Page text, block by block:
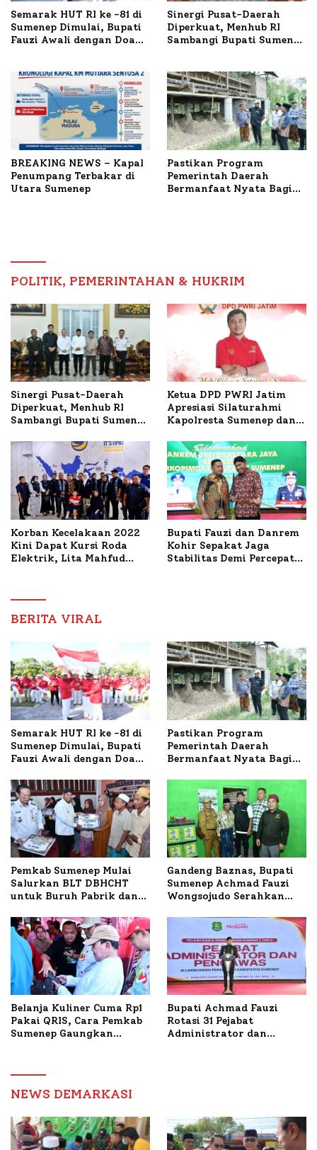
Semarak HUT RI ke -81 di
Sumenep Dimulai, Bupati
Fauzi Awali dengan Doa
Sinergi Pusat-Daerah
Diperkuat, Menhub RI
Sambangi Bupati Sumenep
BREAKING NEWS – Kapal
Penumpang Terbakar di
Utara Sumenep
Pastikan Program
Pemerintah Daerah
Bermanfaat Nyata Bagi
POLITIK, PEMERINTAHAN & HUKRIM
Sinergi Pusat-Daerah
Diperkuat, Menhub RI
Sambangi Bupati Sumenep
Mutiara Sentosa II
Ketua DPD PWRI Jatim
Apresiasi Silaturahmi
Kapolresta Sumenep dan
Ideal Polri-Pers
Korban Kecelakaan 2022
Kini Dapat Kursi Roda
Elektrik, Lita Mahfud
Nabil
Bupati Fauzi dan Danrem
Kohir Sepakat Jaga
Stabilitas Demi Percepat
BERITA VIRAL
Semarak HUT RI ke -81 di
Sumenep Dimulai, Bupati
Fauzi Awali dengan Doa
Terbakar
Pastikan Program
Pemerintah Daerah
Bermanfaat Nyata Bagi
Sumenep Tinjau Langsung
Budidaya Lele dan Ayam
Petelur di Desa Bataal
Timur
Pemkab Sumenep Mulai
Salurkan BLT DBHCHT
untuk Buruh Pabrik dan
Gandeng Baznas, Bupati
Sumenep Achmad Fauzi
Wongsojudo Serahkan
Dua Kecamatan
Belanja Kuliner Cuma Rp1
Pakai QRIS, Cara Pemkab
Sumenep Gaungkan
Bupati Achmad Fauzi
Rotasi 31 Pejabat
Administrator dan
NEWS DEMARKASI